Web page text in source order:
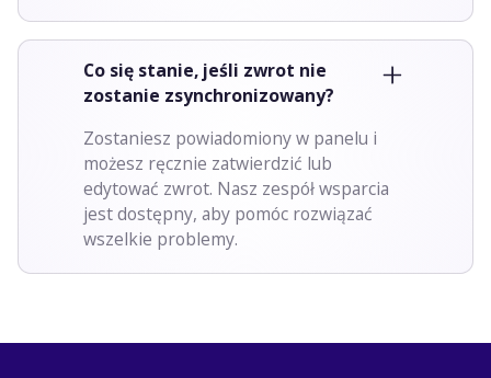
Co się stanie, jeśli zwrot nie
zostanie zsynchronizowany?
Zostaniesz powiadomiony w panelu i
możesz ręcznie zatwierdzić lub
edytować zwrot. Nasz zespół wsparcia
jest dostępny, aby pomóc rozwiązać
wszelkie problemy.